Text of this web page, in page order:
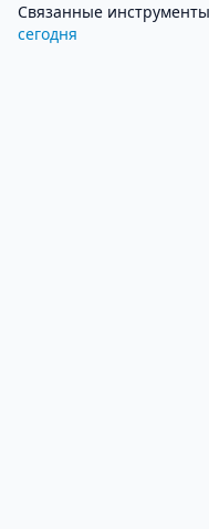
Связанные инструменты
сегодня